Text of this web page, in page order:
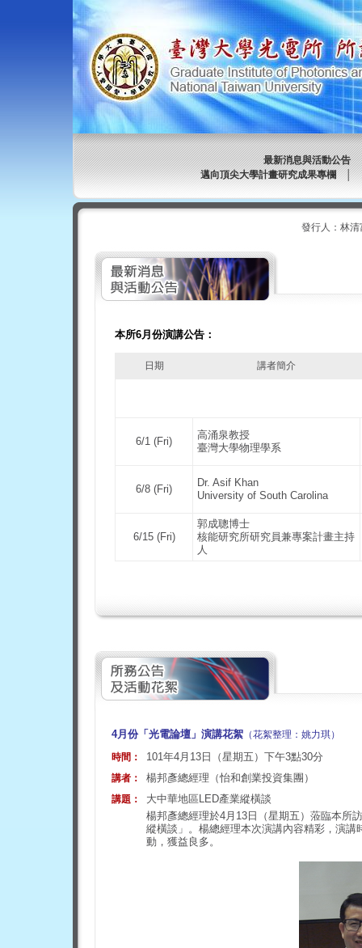
最新消息與活動公告
邁向頂尖大學計畫研究成果專欄│
發行人：林
本所6月份演講公告：
日期 講者簡介
6/1 (Fri)
高涌泉教授
臺灣大學物理學系
6/8 (Fri)
Dr. Asif Khan
University of South Carolina
6/15 (Fri)
郭成聰博士
核能研究所研究員兼專案計畫主持
人
4月份「光電論壇」演講花絮 （花絮整理：姚力琪）
時間：
101年4月13日（星期五）下午3點30分
講者： 楊邦彥總經理（怡和創業投資集團）
講題：
大中華地區LED產業縱橫談
楊邦彥總經理於4月13日（星期五）蒞臨本所
縱橫談」。楊總經理本次演講內容精彩，演
動，獲益良多。